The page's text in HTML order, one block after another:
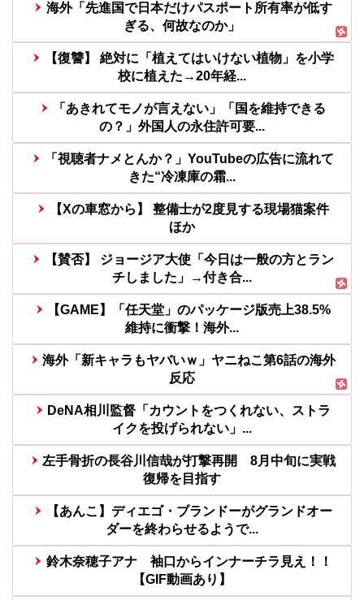
海外「先進国で日本だけパスポート所有率が低す
ぎる、何故なのか」
【復讐】 絶対に「植えてはいけない植物」を小学
校に植えた→20年経...
「あきれてモノが言えない」「国を維持できる
の？」外国人の永住許可要...
「視聴者ナメとんか？」YouTubeの広告に流れて
きた“冷凍庫の霜...
【Xの車窓から】 整備士が2度見する現場猫案件
ほか
【賛否】 ジョージア大使「今日は一般の方とラン
チしました」→付き合...
【GAME】「任天堂」のパッケージ版売上38.5%
維持に衝撃！海外...
海外「新キャラもヤバいｗ」ヤニねこ第6話の海外
反応
DeNA相川監督「カウントをつくれない、ストラ
イクを投げられない」...
左手骨折の長谷川信哉が打撃再開 8月中旬に実戦
復帰を目指す
【あんこ】ディエゴ・ブランドーがグランドオー
ダーを終わらせるようで...
鈴木奈穂子アナ 袖口からインナーチラ見え！！
【GIF動画あり】